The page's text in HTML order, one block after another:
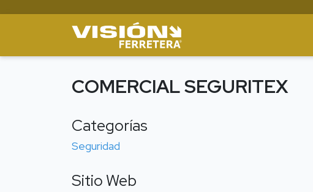
COMERCIAL SEGURITEX
Categorías
Seguridad
Sitio Web